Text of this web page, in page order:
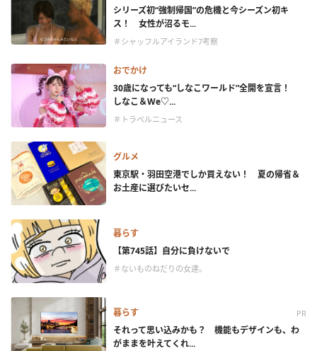
シリーズ初“強制帰国”の危機と今シーズン初キ
ス！ 女性が沼るモ...
＃シャッフルアイランド7考察
おでかけ
30歳になっても“しなこワールド”全開を宣言！
しなこ＆We♡...
＃トラベルニュース
グルメ
東京駅・羽田空港でしか買えない！ 夏の帰省＆
お土産に選びたいセ...
暮らす
【第745話】自分に負けないで
＃ないものねだりの女達。
暮らす PR
それって思い込みかも？ 機能もデザインも、わ
がままを叶えてくれ...